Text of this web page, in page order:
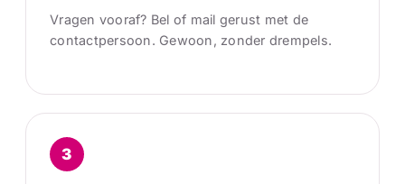
Vragen vooraf? Bel of mail gerust met de
contactpersoon. Gewoon, zonder drempels.
3